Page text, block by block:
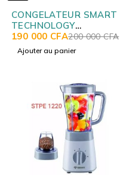
CONGELATEUR SMART
TECHNOLOGY
HORIZONTAL 280LITRES
NOIR STCC327B
200 000CFA
190 000 CFA
Ajouter au panier